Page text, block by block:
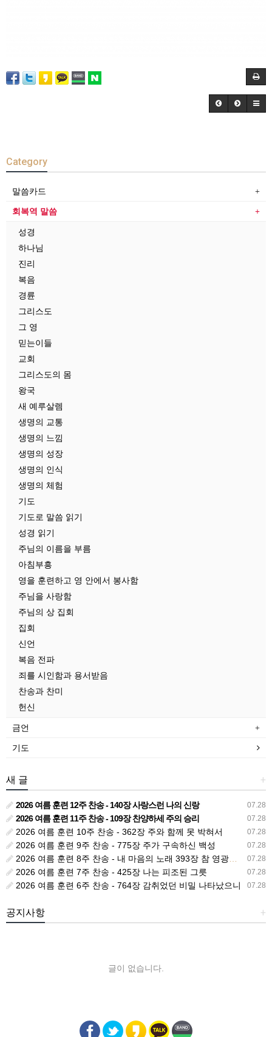
Category
말씀카드
회복역 말씀
성경
하나님
진리
복음
경륜
그리스도
그 영
믿는이들
교회
그리스도의 몸
왕국
새 예루살렘
생명의 교통
생명의 느낌
생명의 성장
생명의 인식
생명의 체험
기도
기도로 말씀 읽기
성경 읽기
주님의 이름을 부름
아침부흥
영을 훈련하고 영 안에서 봉사함
주님을 사랑함
주님의 상 집회
집회
신언
복음 전파
죄를 시인함과 용서받음
찬송과 찬미
헌신
금언
기도
+
새 글
07.28
2026 여름 훈련 12주 찬송 - 140장 사랑스런 나의 신랑
07.28
2026 여름 훈련 11주 찬송 - 109장 찬양하세 주의 승리
07.28
2026 여름 훈련 10주 찬송 - 362장 주와 함께 못 박혀서
07.28
2026 여름 훈련 9주 찬송 - 775장 주가 구속하신 백성
07.28
2026 여름 훈련 8주 찬송 - 내 마음의 노래 393장 참 영광스런 우리 왕
07.28
2026 여름 훈련 7주 찬송 - 425장 나는 피조된 그릇
07.28
2026 여름 훈련 6주 찬송 - 764장 감취었던 비밀 나타났으니
+
공지사항
글이 없습니다.